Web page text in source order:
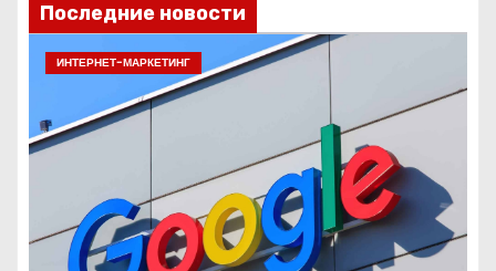
Последние новости
ИНТЕРНЕТ-МАРКЕТИНГ